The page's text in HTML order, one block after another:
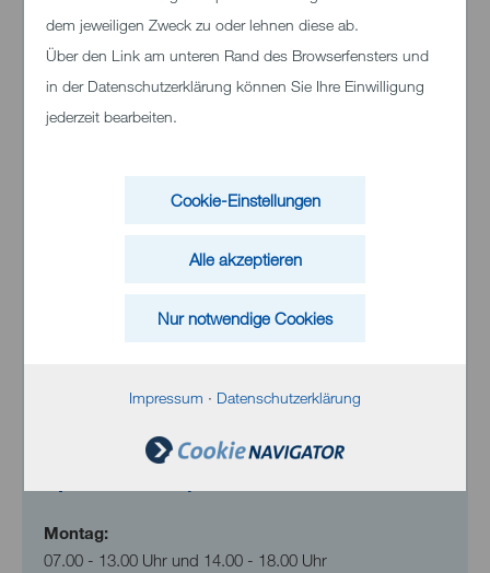
dem jeweiligen Zweck zu oder lehnen diese ab.
Über den Link am unteren Rand des Browserfensters und
in der Datenschutzerklärung können Sie Ihre Einwilligung
jederzeit bearbeiten.
Cookie-Einstellungen
Alle akzeptieren
Nur notwendige Cookies
Impressum · Datenschutzerklärung
89522 Heidenheim
info.nephrologie@mvz-kliniken-heidenheim.de
Urlaubsdialysepatientinnen und -patienten bei
Terminabsprachen oder Rückfragen zur
telefonisch unter 07321 33 97700 oder per
Öffnungszeiten (Nephrologische
Montag:
07.00 - 13.00 Uhr und 14.00 - 18.00 Uhr